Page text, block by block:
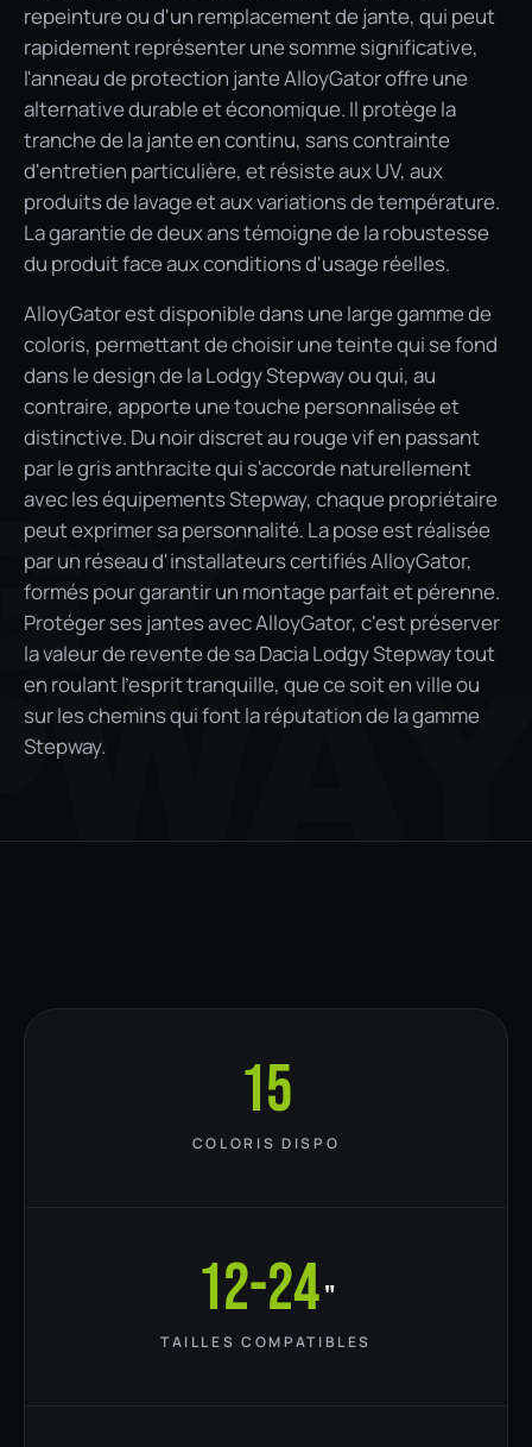
repeinture ou d'un remplacement de jante, qui peut
rapidement représenter une somme significative,
l'anneau de protection jante AlloyGator offre une
alternative durable et économique. Il protège la
tranche de la jante en continu, sans contrainte
d'entretien particulière, et résiste aux UV, aux
produits de lavage et aux variations de température.
La garantie de deux ans témoigne de la robustesse
du produit face aux conditions d'usage réelles.
AlloyGator est disponible dans une large gamme de
coloris, permettant de choisir une teinte qui se fond
dans le design de la Lodgy Stepway ou qui, au
contraire, apporte une touche personnalisée et
distinctive. Du noir discret au rouge vif en passant
par le gris anthracite qui s'accorde naturellement
avec les équipements Stepway, chaque propriétaire
peut exprimer sa personnalité. La pose est réalisée
par un réseau d'installateurs certifiés AlloyGator,
formés pour garantir un montage parfait et pérenne.
Protéger ses jantes avec AlloyGator, c'est préserver
la valeur de revente de sa Dacia Lodgy Stepway tout
en roulant l'esprit tranquille, que ce soit en ville ou
sur les chemins qui font la réputation de la gamme
Stepway.
15
COLORIS DISPO
12-24"
TAILLES COMPATIBLES